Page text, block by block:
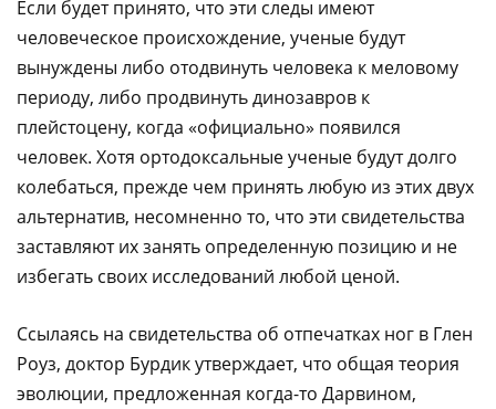
Если будет принято, что эти следы имеют
человеческое происхождение, ученые будут
вынуждены либо отодвинуть человека к меловому
периоду, либо продвинуть динозавров к
плейстоцену, когда «официально» появился
человек. Хотя ортодоксальные ученые будут долго
колебаться, прежде чем принять любую из этих двух
альтернатив, несомненно то, что эти свидетельства
заставляют их занять определенную позицию и не
избегать своих исследований любой ценой.
Ссылаясь на свидетельства об отпечатках ног в Глен
Роуз, доктор Бурдик утверждает, что общая теория
эволюции, предложенная когда-то Дарвином,